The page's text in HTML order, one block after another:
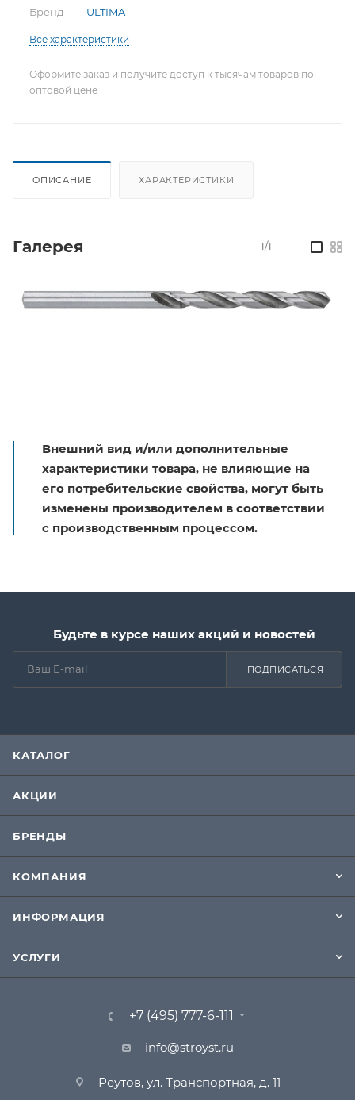
Бренд — ULTIMA
Все характеристики
Оформите заказ и получите доступ к тысячам товаров по
оптовой цене
ОПИСАНИЕ ХАРАКТЕРИСТИКИ
Галерея 1/1
Внешний вид и/или дополнительные
характеристики товара, не влияющие на
его потребительские свойства, могут быть
изменены производителем в соответствии
с производственным процессом.
Будьте в курсе наших акций и новостей
ПОДПИСАТЬСЯ
КАТАЛОГ
АКЦИИ
БРЕНДЫ
КОМПАНИЯ
ИНФОРМАЦИЯ
УСЛУГИ
+7 (495) 777-6-111
info@stroyst.ru
Реутов, ул. Транспортная, д. 11